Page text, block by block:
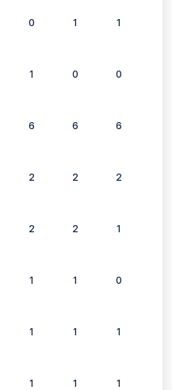
0 1 1
1 0 0
6 6 6
2 2 2
2 2 1
1 1 0
1 1 1
1 1 1